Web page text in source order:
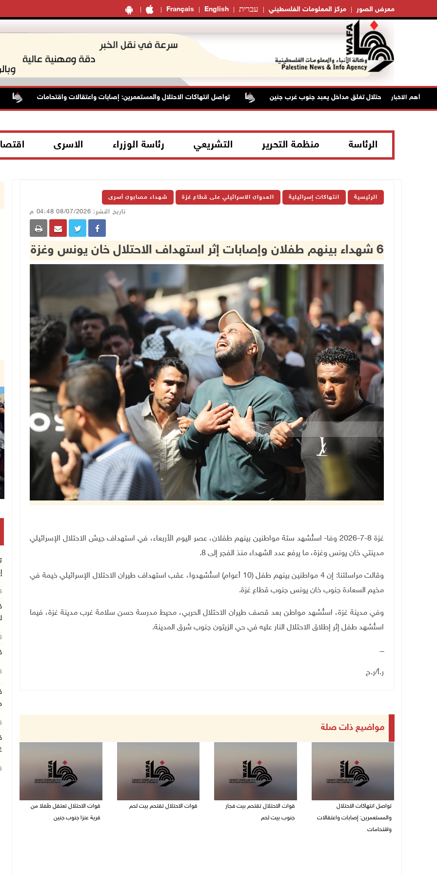
Français English עברית مركز المعلومات الفلسطيني معرض الصور
أهم الاخبار
قوات الاحتلال تغلق مداخل يعبد جنوب غرب جنين تواصل انتهاكات الاحتلال والمستعمرين: إصابات واعتقالات واقتحامات
الرئاسة منظمة التحرير التشريعي رئاسة الوزراء الاسرى
الرئيسية انتهاكات إسرائيلية العدوان الاسرائيلي على قطاع غزة شهداء مصابون أسرى
تاريخ النشر: 08/07/2026 04:48 م
6 شهداء بينهم طفلان وإصابات إثر استهداف الاحتلال خان يونس وغزة
غزة 8-7-2026 وفا- استُشهد ستة مواطنين بينهم طفلان، عصر اليوم الأربعاء، في استهداف جيش الاحتلال الإسرائيلي
مدينتي خان يونس وغزة، ما يرفع عدد الشهداء منذ الفجر إلى 8.
وقالت مراسلتنا: إن 4 مواطنين بينهم طفل (10 أعوام) استُشهدوا، عقب استهداف طيران الاحتلال الإسرائيلي خيمة في
مخيم السعادة جنوب خان يونس جنوب قطاع غزة.
وفي مدينة غزة، استُشهد مواطن بعد قصف طيران الاحتلال الحربي، محيط مدرسة حسن سلامة غرب مدينة غزة، فيما
استُشهد طفل إثر إطلاق الاحتلال النار عليه في حي الزيتون جنوب شرق المدينة.
ــــ
ر.أ/ر.ح
مواضيع ذات صلة
تواصل انتهاكات الاحتلال
والمستعمرين: إصابات واعتقالات
واقتحامات
قوات الاحتلال تقتحم بيت فجار
جنوب بيت لحم
قوات الاحتلال تقتحم بيت لحم
قوات الاحتلال تعتقل طفلا من
قرية عنزا جنوب جنين